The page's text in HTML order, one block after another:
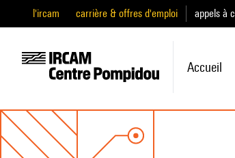
l'ircam carrière & offres d'emploi appels à
Accueil